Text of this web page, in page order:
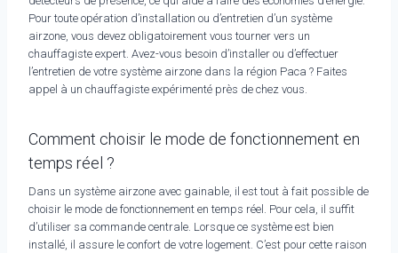
Pour toute opération d’installation ou d’entretien d’un système
airzone, vous devez obligatoirement vous tourner vers un
chauffagiste expert. Avez-vous besoin d’installer ou d’effectuer
l’entretien de votre système airzone dans la région Paca ? Faites
appel à un chauffagiste expérimenté près de chez vous.
Comment choisir le mode de fonctionnement en
temps réel ?
Dans un système airzone avec gainable, il est tout à fait possible de
choisir le mode de fonctionnement en temps réel. Pour cela, il suffit
d’utiliser sa commande centrale. Lorsque ce système est bien
installé, il assure le confort de votre logement. C’est pour cette raison